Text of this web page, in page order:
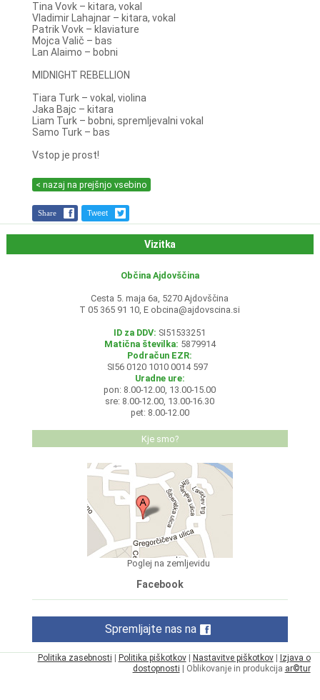
Tina Vovk – kitara, vokal
Vladimir Lahajnar – kitara, vokal
Patrik Vovk – klaviature
Mojca Valič – bas
Lan Alaimo – bobni
MIDNIGHT REBELLION
Tiara Turk – vokal, violina
Jaka Bajc – kitara
Liam Turk – bobni, spremljevalni vokal
Samo Turk – bas
Vstop je prost!
< nazaj na prejšnjo vsebino
Share Tweet
Vizitka
Občina Ajdovščina
Cesta 5. maja 6a, 5270 Ajdovščina
T 05 365 91 10, E obcina@ajdovscina.si
ID za DDV: SI51533251
Matična številka: 5879914
Podračun EZR:
SI56 0120 1010 0014 597
Uradne ure:
pon: 8.00-12.00, 13.00-15.00
sre: 8.00-12.00, 13.00-16.30
pet: 8.00-12.00
Kje smo?
Poglej na zemljevidu
Facebook
Spremljajte nas na
Politika zasebnosti | Politika piškotkov| Nastavitve piškotkov| Izjava o
dostopnosti | Oblikovanje in produkcija ar©tur